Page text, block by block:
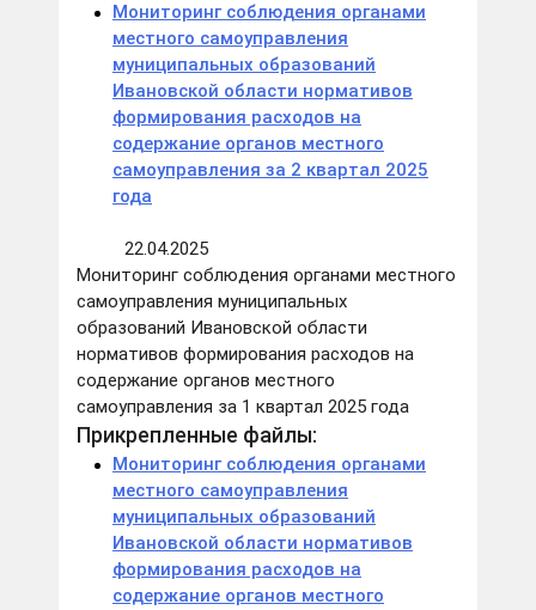
Мониторинг соблюдения органами
местного самоуправления
муниципальных образований
Ивановской области нормативов
формирования расходов на
содержание органов местного
самоуправления за 2 квартал 2025
года
22.04.2025
Мониторинг соблюдения органами местного
самоуправления муниципальных
образований Ивановской области
нормативов формирования расходов на
содержание органов местного
самоуправления за 1 квартал 2025 года
Прикрепленные файлы:
Мониторинг соблюдения органами
местного самоуправления
муниципальных образований
Ивановской области нормативов
формирования расходов на
содержание органов местного